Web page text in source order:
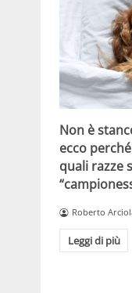
Non è
ecco
quali razze
Roberto
Leggi di più